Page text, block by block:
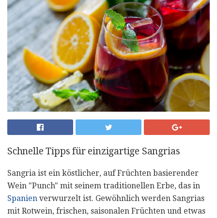
Schnelle Tipps für einzigartige Sangrias
Sangria ist ein köstlicher, auf Früchten basierender
Wein "Punch" mit seinem traditionellen Erbe, das in
Spanien verwurzelt ist. Gewöhnlich werden Sangrias
mit Rotwein, frischen, saisonalen Früchten und etwas